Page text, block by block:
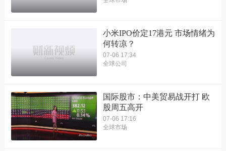
小米IPO价定17港元 市场情绪为
何转凉？
07-06 17:34
全球公司
国际股市：中美贸易战开打 欧
股周五高开
07-06 17:16
全球市场